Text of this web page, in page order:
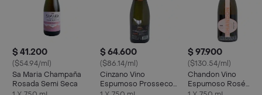
$ 41.200
($54.94/ml)
Sa Maria Champaña
Rosada Semi Seca
$ 64.600
($86.14/ml)
Cinzano Vino
Espumoso Prosseco
$ 97.900
($130.54/ml)
Chandon Vino
Espumoso Rosé